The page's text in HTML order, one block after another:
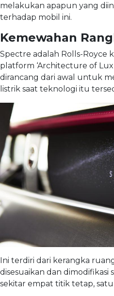
melakukan apapun yang
terhadap mobil ini.
Kemewahan
Spectre adalah Rolls-Royce
platform ‘Architecture of
dirancang dari awal untuk
listrik saat teknologi itu
Ini terdiri dari kerangka
disesuaikan dan dimodifikasi
sekitar empat titik tetap,